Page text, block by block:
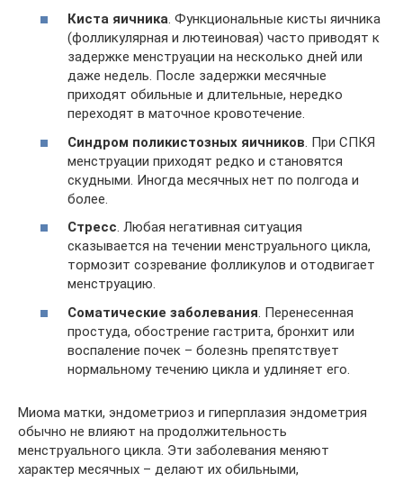
Киста яичника. Функциональные кисты яичника
(фолликулярная и лютеиновая) часто приводят к
задержке менструации на несколько дней или
даже недель. После задержки месячные
приходят обильные и длительные, нередко
переходят в маточное кровотечение.
Синдром поликистозных яичников . При СПКЯ
менструации приходят редко и становятся
скудными. Иногда месячных нет по полгода и
более.
Стресс. Любая негативная ситуация
сказывается на течении менструального цикла,
тормозит созревание фолликулов и отодвигает
менструацию.
Соматические заболевания . Перенесенная
простуда, обострение гастрита, бронхит или
воспаление почек – болезнь препятствует
нормальному течению цикла и удлиняет его.
Миома матки, эндометриоз и гиперплазия эндометрия
обычно не влияют на продолжительность
менструального цикла. Эти заболевания меняют
характер месячных – делают их обильными,